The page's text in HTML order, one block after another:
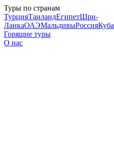
Туры по странам
ТурцияТаиландЕгипетШри-
ЛанкаОАЭМальдивыРоссияКуба
Горящие туры
О нас